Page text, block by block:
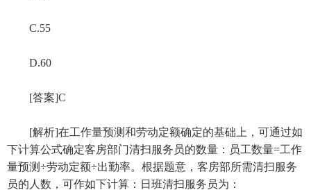
C.55
D.60
[答案]C
[解析]在工作量预测和劳动定额确定的基础上，可通过如
下计算公式确定客房部门清扫服务员的数量：员工数量=工作
量预测÷劳动定额÷出勤率。根据题意，客房部所需清扫服务
员的人数，可作如下计算：日班清扫服务员为：